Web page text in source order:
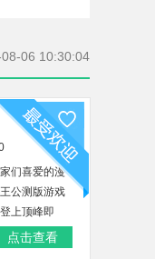
06 10:30:04
们喜爱的漫
公测版游戏
上顶峰即
点击查看